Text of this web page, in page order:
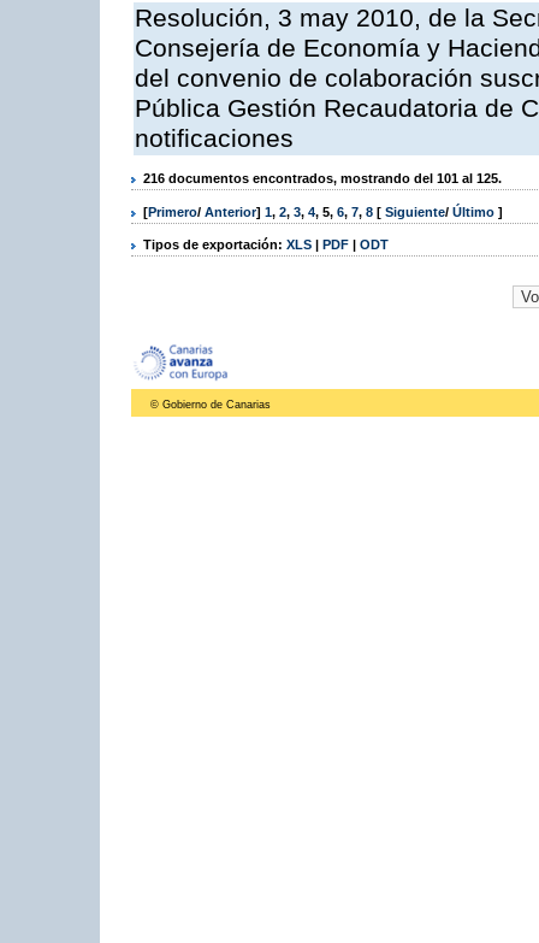
Resolución, 3 may 2010, de la
Consejería de Economía y
del convenio de colaboración
Pública Gestión Recaudatoria de
notificaciones
216 documentos encontrados, mostrando del 101 al 125.
[Primero/ Anterior] 1, 2, 3, 4, 5, 6, 7, 8 [ Siguiente/ Último ]
Tipos de exportación: XLS | PDF | ODT
© Gobierno de Canarias